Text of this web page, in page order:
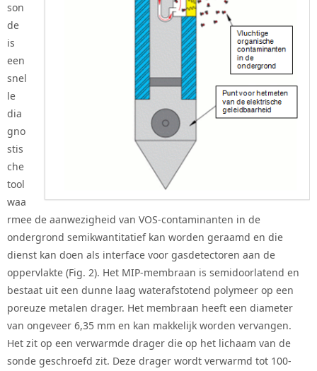
son
de
is
een
snel
le
dia
gno
stis
che
tool
waa
rmee de aanwezigheid van VOS-contaminanten in de
ondergrond semikwantitatief kan worden geraamd en die
dienst kan doen als interface voor gasdetectoren aan de
oppervlakte (Fig. 2). Het MIP-membraan is semidoorlatend en
bestaat uit een dunne laag waterafstotend polymeer op een
poreuze metalen drager. Het membraan heeft een diameter
van ongeveer 6,35 mm en kan makkelijk worden vervangen.
Het zit op een verwarmde drager die op het lichaam van de
sonde geschroefd zit. Deze drager wordt verwarmd tot 100-